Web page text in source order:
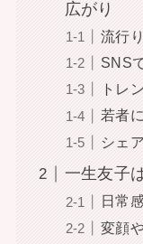
広がり
流行
SNS
トレ
若者
シェ
一生友子
日常
変顔